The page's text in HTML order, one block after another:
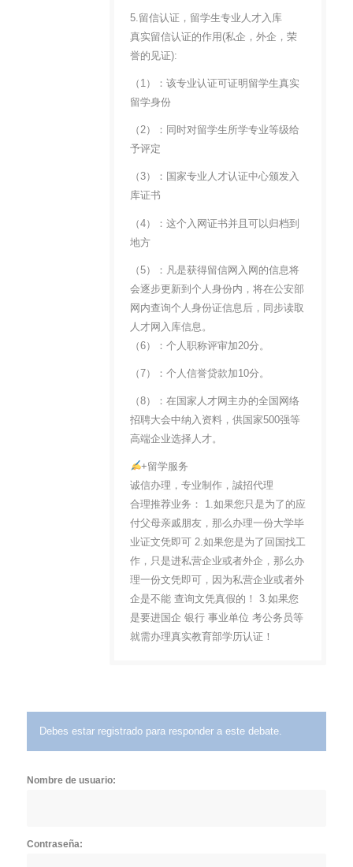
5.留信认证，留学生专业人才入库
真实留信认证的作用(私企，外企，荣
誉的见证):
（1）：该专业认证可证明留学生真实
留学身份
（2）：同时对留学生所学专业等级给
予评定
（3）：国家专业人才认证中心颁发入
库证书
（4）：这个入网证书并且可以归档到
地方
（5）：凡是获得留信网入网的信息将
会逐步更新到个人身份内，将在公安部
网内查询个人身份证信息后，同步读取
人才网入库信息。
（6）：个人职称评审加20分。
（7）：个人信誉贷款加10分。
（8）：在国家人才网主办的全国网络
招聘大会中纳入资料，供国家500强等
高端企业选择人才。
+留学服务
诚信办理，专业制作，誠招代理
合理推荐业务： 1.如果您只是为了的应
付父母亲戚朋友，那么办理一份大学毕
业证文凭即可 2.如果您是为了回国找工
作，只是进私营企业或者外企，那么办
理一份文凭即可，因为私营企业或者外
企是不能 查询文凭真假的！ 3.如果您
是要进国企 银行 事业单位 考公务员等
就需办理真实教育部学历认证！
Debes estar registrado para responder a este debate.
Nombre de usuario:
Contraseña: